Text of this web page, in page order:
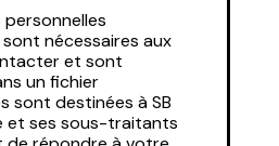
nécessaires aux
et sont
un fichier
sont destinées à SB
et ses sous-traitants